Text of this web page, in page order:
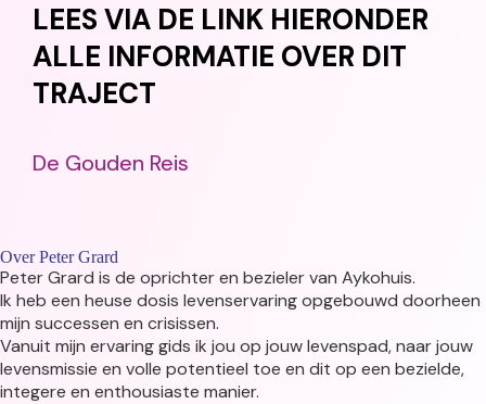
LEES VIA DE LINK HIERONDER
ALLE INFORMATIE OVER DIT
TRAJECT
De Gouden Reis
Over Peter Grard
Peter Grard is de oprichter en bezieler van Aykohuis.
Ik heb een heuse dosis levenservaring opgebouwd doorheen
mijn successen en crisissen.
Vanuit mijn ervaring gids ik jou op jouw levenspad, naar jouw
levensmissie en volle potentieel toe en dit op een bezielde,
integere en enthousiaste manier.